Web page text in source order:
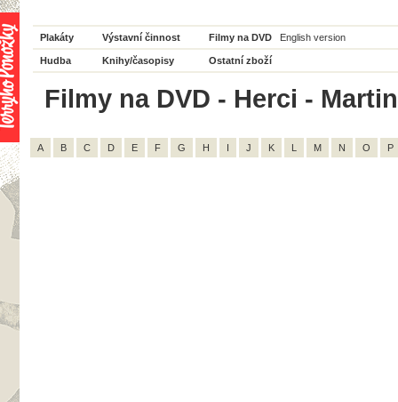
Plakáty Výstavní činnost Filmy na DVD English version
Hudba Knihy/časopisy Ostatní zboží
Filmy na DVD - Herci -
A B C D E F G H I J K L M N O P